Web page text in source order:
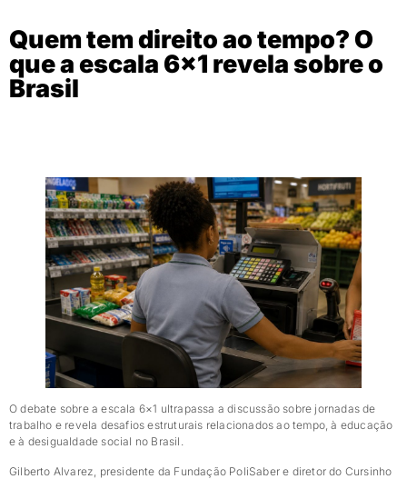
Quem tem direito ao tempo? O
que a escala 6×1 revela sobre o
Brasil
O debate sobre a escala 6×1 ultrapassa a discussão sobre jornadas de
trabalho e revela desafios estruturais relacionados ao tempo, à educação
e à desigualdade social no Brasil.
Gilberto Alvarez, presidente da Fundação PoliSaber e diretor do Cursinho